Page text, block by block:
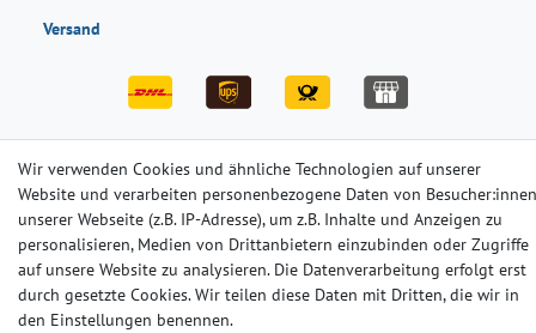
Versand
Impressum Daten­schutz­erklärung AGB
Barrierefreiheitserklärung Widerrufs­recht Kontakt
Wir verwenden Cookies und ähnliche Technologien auf unserer
Website und verarbeiten personenbezogene Daten von Besucher:innen
unserer Webseite (z.B. IP-Adresse), um z.B. Inhalte und Anzeigen zu
personalisieren, Medien von Drittanbietern einzubinden oder Zugriffe
auf unsere Website zu analysieren. Die Datenverarbeitung erfolgt erst
durch gesetzte Cookies. Wir teilen diese Daten mit Dritten, die wir in
den Einstellungen benennen.